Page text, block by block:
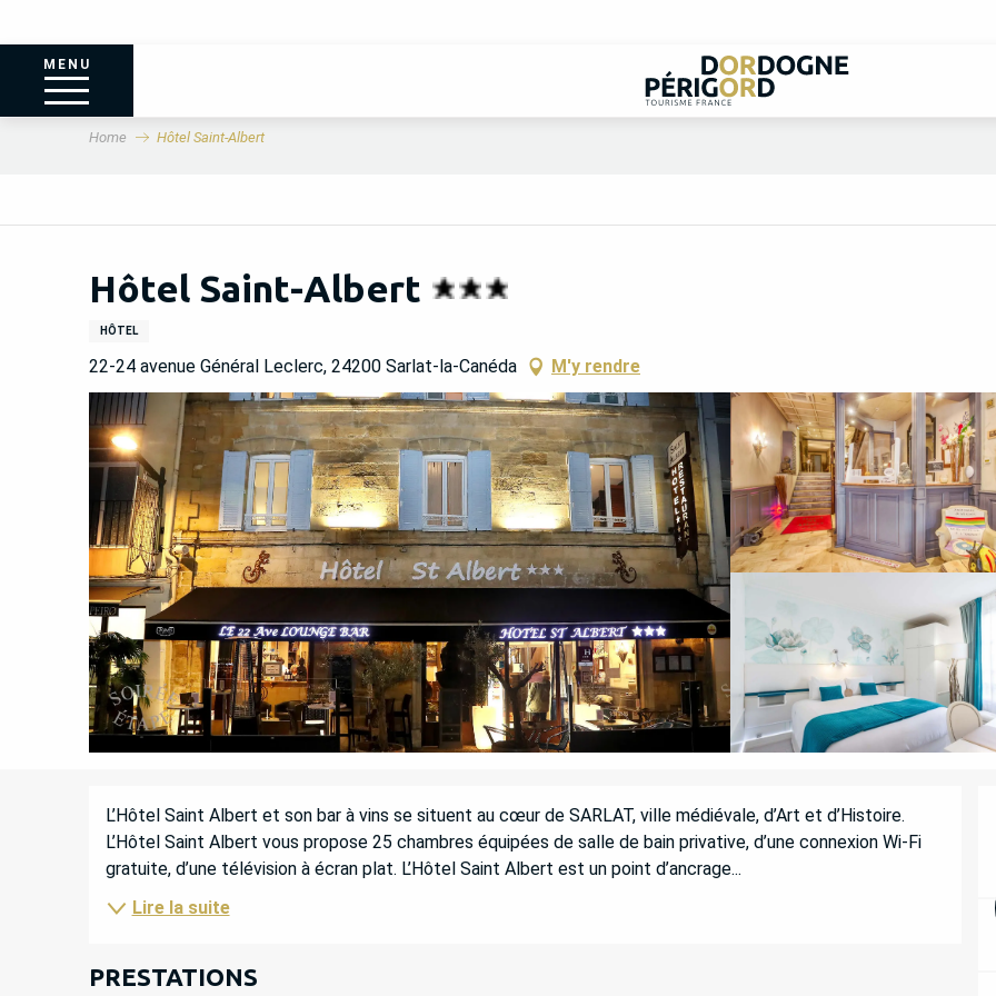
MENU
Home Hôtel Saint-Albert
Hôtel Saint-Albert
HÔTEL
22-24 avenue Général Leclerc, 24200 Sarlat-la-Canéda M'y rendre
DESCRIPTION
L’Hôtel Saint Albert et son bar à vins se situent au cœur de SARLAT, ville médiévale, d’Art et d’Histoire.
L’Hôtel Saint Albert vous propose 25 chambres équipées de salle de bain privative, d’une connexion Wi-Fi
gratuite, d’une télévision à écran plat. L’Hôtel Saint Albert est un point d’ancrage...
Lire la suite
PRESTATIONS